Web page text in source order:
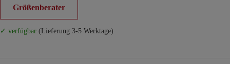
Größenberater
✓ verfügbar (Lieferung 3-5 Werktage)